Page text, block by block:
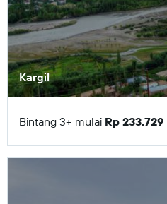
Kargil
Bintang 3+ mulai Rp 233.729